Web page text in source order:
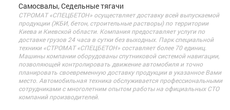
Самосвалы, Седельные тягачи
СТРОМАТ «СПЕЦБЕТОН» осуществляет доставку всей выпускаемой
продукции (ЖБИ, бетон, строительные растворы) по территории
Киева и Киевской области. Компания предоставляет услуги по
доставке грузов 24 часа в сутки без выходных. Парк специальной
техники «СТРОМАТ «СПЕЦБЕТОН» составляет более 70 единиц.
Машины компании оборудованы спутниковой системой навигации,
позволяющей контролировать движение автомобиля и точно
планировать своевременную доставку продукции в указанное Вами
место. Автомобильная техника обслуживается профессиональными
сотрудниками с многолетним опытом работы на официальных СТО
компаний производителей.